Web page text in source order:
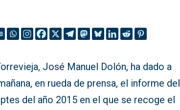
José Manuel Dolón, ha dado a
en rueda de prensa, el informe del
del año 2015 en el que se recoge el